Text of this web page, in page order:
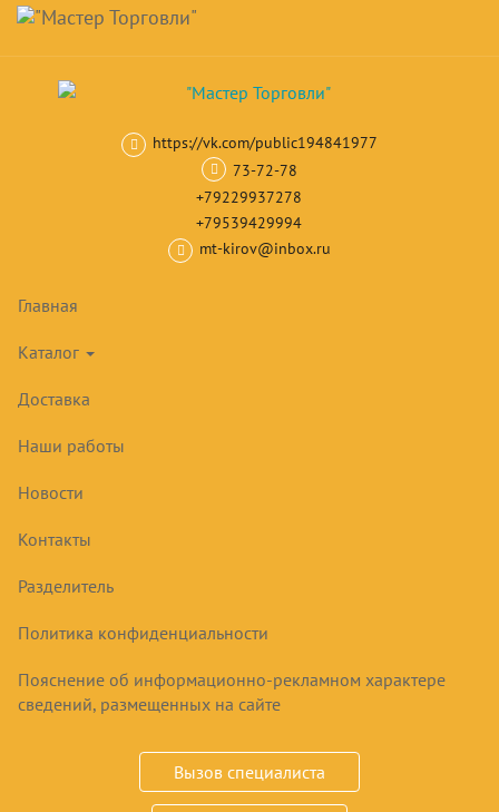
Skip
main
content
Навигация
https://vk.com/public194841977
73-72-78
+79229937278
+79539429994
mt-kirov@inbox.ru
Главная
Каталог
Доставка
Наши работы
Новости
Контакты
Разделитель
Политика конфиденциальности
Пояснение об информационно-рекламном характере
сведений, размещенных на сайте
Вызов специалиста
Корзина товар(ов)
Настенные кондиционеры
СПЛИТ-СИСТЕМА FUJITSU
ASYG07KMCC/AOYG07KMCC GENIOS